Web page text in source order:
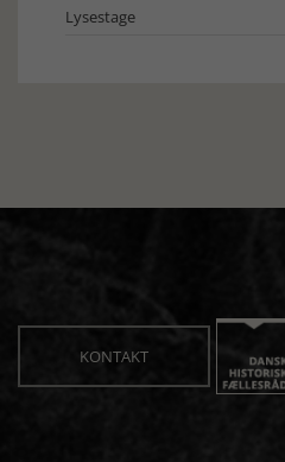
Lysestage
KONTAKT